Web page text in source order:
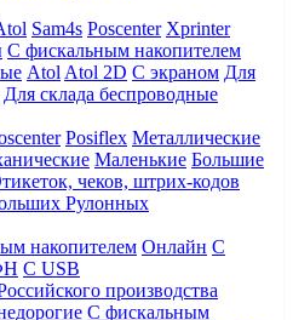
Sam4s Poscenter Xprinter
С фискальным накопителем
Atol Atol 2D С экраном Для
Для склада беспроводные
Posiflex Металлические
Маленькие Большие
чеков, штрих-кодов
Рулонных
накопителем Онлайн С
С USB
производства
С фискальным